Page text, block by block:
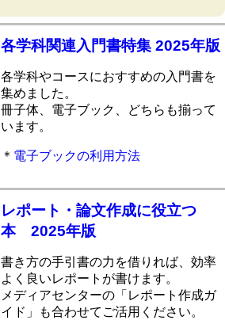
各学科関連入門書特集 2025年版
各学科やコースにおすすめの入門書を
集めました。
冊子体、電子ブック、どちらも揃って
います。
＊ 電子ブックの利用方法
レポート・論文作成に役立つ
本 2025年版
書き方の手引書の力を借りれば、効率
よく良いレポートが書けます。
メディアセンターの「レポート作成ガ
イド」も合わせてご活用ください。